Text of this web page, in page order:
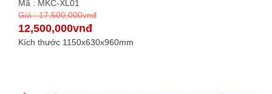
Mã : MKC-XL01
Giá : 17,500,000vnđ
12,500,000vnđ
Kích thước 1150x630x960mm